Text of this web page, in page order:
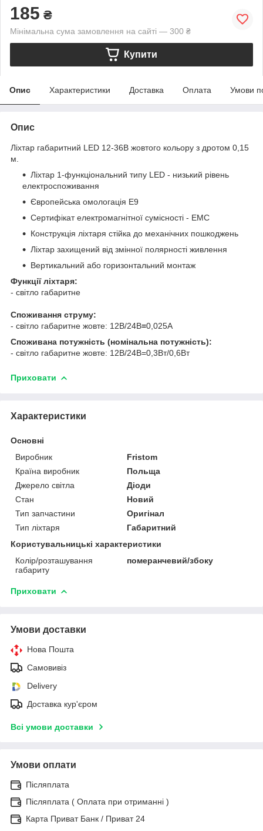
185 ₴
Мінімальна сума замовлення на сайті — 300 ₴
Купити
Опис Характеристики Доставка Оплата Умови
Опис
Ліхтар габаритний LED 12-36В жовтого кольору з дротом 0,15
м.
Ліхтар 1-функціональний типу LED - низький рівень
електроспоживання
Європейська омологація E9
Сертифікат електромагнітної сумісності - EMC
Конструкція ліхтаря стійка до механічних пошкоджень
Ліхтар захищений від змінної полярності живлення
Вертикальний або горизонтальний монтаж
Функції ліхтаря:
- світло габаритне
Споживання струму:
- світло габаритне жовте: 12В/24В=0,025A
Споживана потужність (номінальна потужність):
- світло габаритне жовте: 12В/24В=0,3Вт/0,6Вт
Приховати
Характеристики
Основні
Виробник
Fristom
Країна виробник
Польща
Джерело світла
Діоди
Стан
Новий
Тип запчастини
Оригінал
Тип ліхтаря
Габаритний
Користувальницькі характеристики
Колір/розташування
габариту
померанчевий/збоку
Приховати
Умови доставки
Нова Пошта
Самовивіз
Delivery
Доставка кур'єром
Всі умови доставки
Умови оплати
Післяплата
Післяплата ( Оплата при отриманні )
Карта Приват Банк / Приват 24